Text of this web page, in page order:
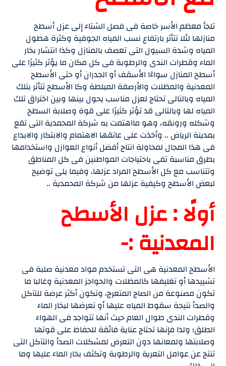
تلجأ معظم الأسر خاصة فى فصل الشتاء إلى عزل أسطح
منازلها لئلا تتأثر بارتفاع نسب المياه الجوفية وكثرة هطول
المياه وشدة السيول التى تعصف بالمنازل وكذا انتشار بخار
الماء وقطرات الندى والرطوبة فى كل مكان ما يؤثر كثيرًا على
أسطح المنازل سواءًا الأسقف أو الجدران أو حتى الأسطح
المعدنية والمظلات والأرصفة المبلطة وكا الأسطح تتأثر بتلك
المياه وبالتالى تحتاج لعزل مناسب يحول بينها وبين اختراق تلك
المياه لها وبالتالى قد تؤثر كثيرًا على قوة وصلابة السطح
وشكله ورونقه، وهو مااهتمت به شركة المحمدية التى تقع
بمدينة الرياض .. وأخذت على عاتقها الاهتمام والابتكار والابداع
فى هذا المجال لمحاولة انتاج أفضل أنواع العوازل واستخدامها
بطرق مناسبة تفى باحتياجات المواطنين فى كل المناطق
وتتناسب مع كل الأسطح المراد عزلها، وفيما يلى توضيح
لبعض الأسطح وكيفية عزلها من شركة المحمدية ..
أولًا : عزل الأسطح
المعدنية :-
الأسطح المعدنية هى التى تستخدم مواد معدنية صلبة فى
تشييدها أو تغليفها كالمظلات والحواجز المعدنية وغالبا ما
تكون مصنوعة من الصاج المتعرج، وتكون أكثر عرضة للتآكل
والصدأ نتيجة سقوط المياه عليها أو تعرضها لبخار الماء
وقطرات الندى طوال العام حيث أنها تتواجد فى الهواء
الطلق؛ ولذا فإنها تحتاج عناية فائقة للحفاظ على قوتها
وصلابتها ولمعانها دون التعرض لمشكلات الصدأ والتآكل التى
تنتج عن عوامل التعرية والرطوبة وتكثف بخار الماء عليها وما